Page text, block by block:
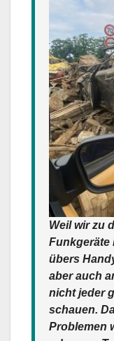
Weil wir zu
Funkgeräte
übers
aber auch
nicht jeder
schauen.
Problemen